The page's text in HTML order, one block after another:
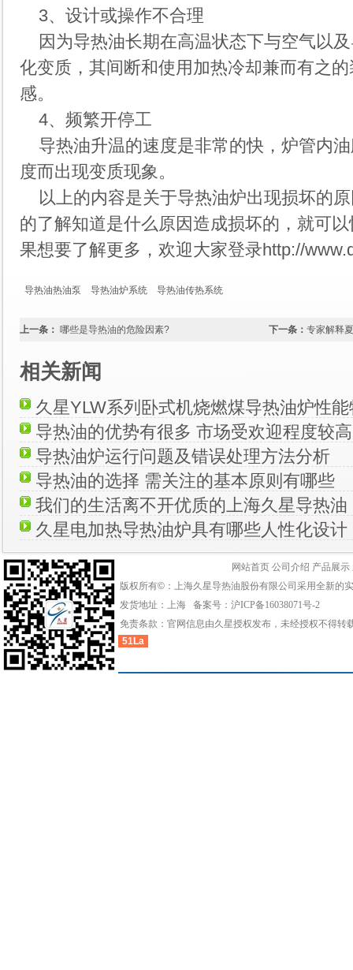
3、设计或操作不合理
因为导热油长期在高温状态下与空气以
化变质，其间断和使用加热冷却兼而有之
感。
4、频繁开停工
导热油升温的速度是非常的快，炉管内
度而出现变质现象。
以上的内容是关于导热油炉出现损坏的
的了解知道是什么原因造成损坏的，就可
果想要了解更多，欢迎大家登录http://
导热油热油泵 导热油炉系统 导热油传热系统
上一条： 哪些是导热油的危险因素? 下一条：专家解释
相关新闻
久星YLW系列卧式机烧燃煤导热油炉性
导热油的优势有很多 市场受欢迎程度较高
导热油炉运行问题及错误处理方法分析
导热油的选择 需关注的基本原则有哪些
我们的生活离不开优质的上海久星导热油
久星电加热导热油炉具有哪些人性化设计
网站首页 公司介绍 产品展示
版权所有©：上海久星导热油股份有限公司采用全新的
发货地址：上海 备案号： 沪ICP备16038071号-2
免责条款：官网信息由久星授权发布，未经授权不得
51La